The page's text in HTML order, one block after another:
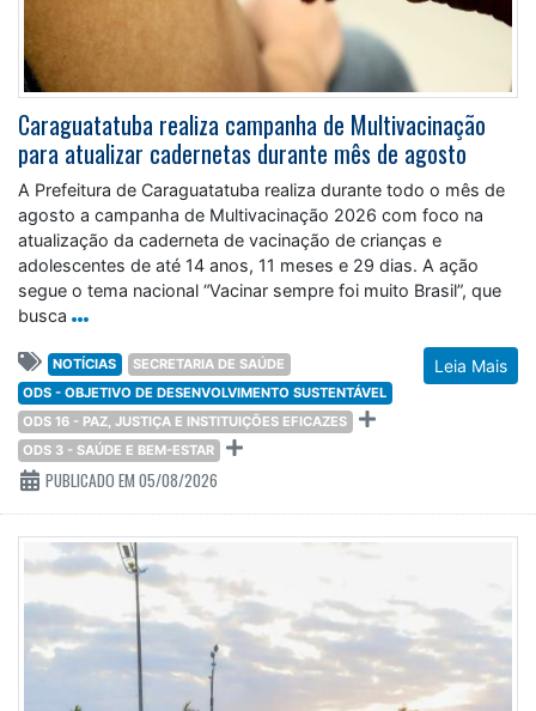
Caraguatatuba realiza campanha de Multivacinação
para atualizar cadernetas durante mês de agosto
A Prefeitura de Caraguatatuba realiza durante todo o mês de
agosto a campanha de Multivacinação 2026 com foco na
atualização da caderneta de vacinação de crianças e
adolescentes de até 14 anos, 11 meses e 29 dias. A ação
segue o tema nacional “Vacinar sempre foi muito Brasil”, que
busca
Leia Mais
NOTÍCIAS
SECRETARIA DE SAÚDE
ODS - OBJETIVO DE DESENVOLVIMENTO SUSTENTÁVEL
ODS 16 - PAZ, JUSTIÇA E INSTITUIÇÕES EFICAZES
ODS 3 - SAÚDE E BEM-ESTAR
PUBLICADO EM 05/08/2026